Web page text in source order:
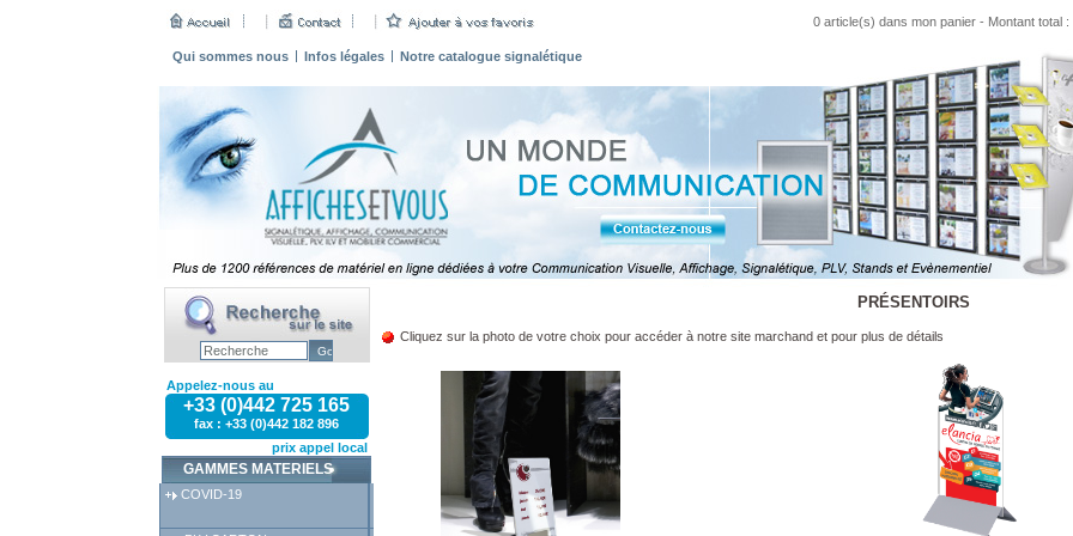
0 article(s) dans mon panier - Montant total :
Qui sommes nous Infos légales Notre catalogue signalétique
Appelez-nous au
+33 (0)442 725 165
fax : +33 (0)442 182 896
prix appel local
GAMMES MATERIELS
COVID-19
PRÉSENTOIRS
Cliquez sur la photo de votre choix pour accéder à notre site marchand et pour plus de détails